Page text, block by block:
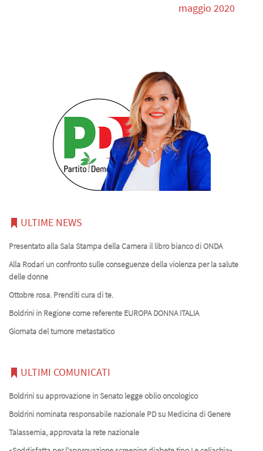
maggio 2020
ULTIME NEWS
Presentato alla Sala Stampa della Camera il libro bianco di ONDA
Alla Rodari un confronto sulle conseguenze della violenza per la salute
delle donne
Ottobre rosa. Prenditi cura di te.
Boldrini in Regione come referente EUROPA DONNA ITALIA
Giornata del tumore metastatico
ULTIMI COMUNICATI
Boldrini su approvazione in Senato legge oblio oncologico
Boldrini nominata responsabile nazionale PD su Medicina di Genere
Talassemia, approvata la rete nazionale